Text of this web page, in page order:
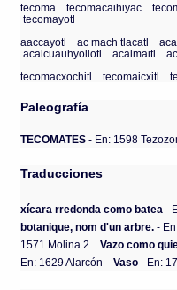
tecoma tecomacaihiyac
tecomayotl
aaccayotl
ac mach tlacatl
acalcuauhyollotl
acalmaitl
tecomacxochitl
tecomaicxitl
Paleografía
TECOMATES - En: 1598
Traducciones
xícara rredonda como batea -
botanique, nom d'un arbre. -
1571 Molina 2
Vazo como
En: 1629 Alarcón
Vaso - En: